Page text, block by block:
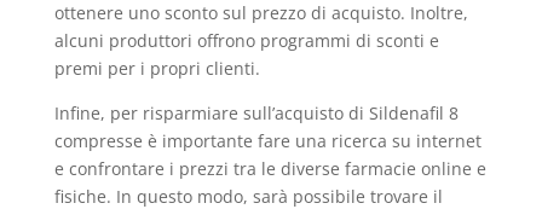
ottenere uno sconto sul prezzo di acquisto. Inoltre,
alcuni produttori offrono programmi di sconti e
premi per i propri clienti.
Infine, per risparmiare sull’acquisto di Sildenafil 8
compresse è importante fare una ricerca su internet
e confrontare i prezzi tra le diverse farmacie online e
fisiche. In questo modo, sarà possibile trovare il